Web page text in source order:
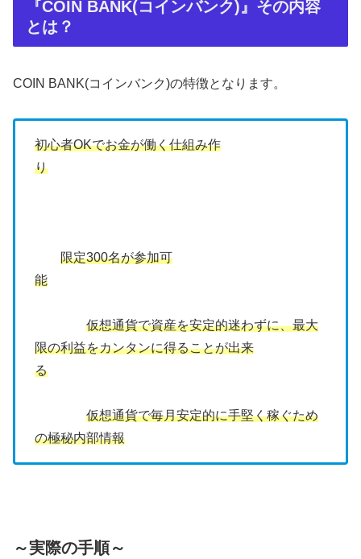
『COIN BANK(コインバンク)』その内容
とは？
COIN BANK(コインバンク)の特徴となります。
初心者OKでお金が働く仕組み作
り
限定300名が参加可
能
仮想通貨で資産を安定的迷わずに、最大
限の利益をカンタンに得ることが出来
る
仮想通貨で毎月安定的に手堅く稼ぐため
の極秘内部情報
～実際の手順～